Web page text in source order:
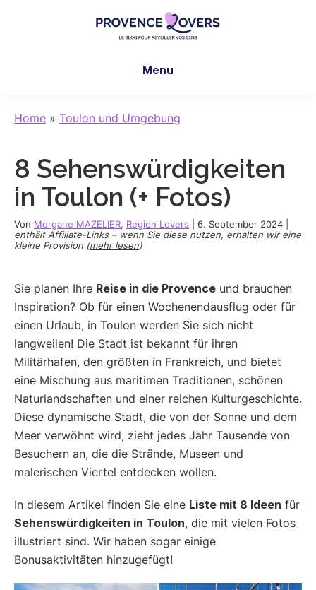
in
zu
wecken
-
Le
blog
et
Manu
Menu
Home » Toulon und Umgebung
8 Sehenswürdigkeiten
in Toulon (+ Fotos)
Von Morgane MAZELIER, Region Lovers 6. September 2024
enthält Affiliate-Links – wenn Sie diese nutzen, erhalten wir eine
kleine Provision (mehr lesen)
Sie planen Ihre Reise in die Provence und brauchen
Inspiration? Ob für einen Wochenendausflug oder für
einen Urlaub, in Toulon werden Sie sich nicht
langweilen! Die Stadt ist bekannt für ihren
Militärhafen, den größten in Frankreich, und bietet
eine Mischung aus maritimen Traditionen, schönen
Naturlandschaften und einer reichen Kulturgeschichte.
Diese dynamische Stadt, die von der Sonne und dem
Meer verwöhnt wird, zieht jedes Jahr Tausende von
Besuchern an, die die Strände, Museen und
malerischen Viertel entdecken wollen.
In diesem Artikel finden Sie eine Liste mit 8 Ideen für
Sehenswürdigkeiten in Toulon, die mit vielen Fotos
illustriert sind. Wir haben sogar einige
Bonusaktivitäten hinzugefügt!